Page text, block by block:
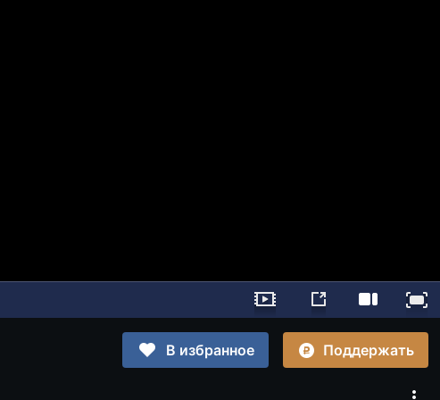
В избранное
Поддержать